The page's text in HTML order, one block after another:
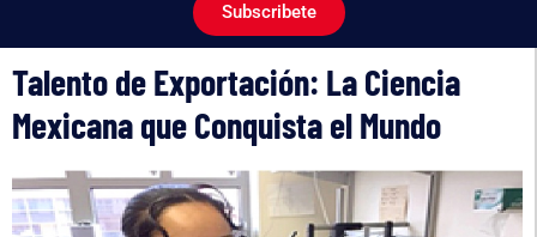
Subscribete
Talento de Exportación: La Ciencia
Mexicana que Conquista el Mundo